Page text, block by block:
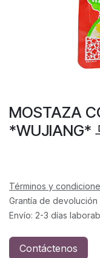
MOSTAZA
*WUJIANG*
Términos y
Grantía de devolución
Envío: 2-3 días
Contáctenos